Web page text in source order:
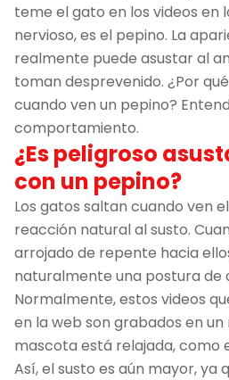
teme el gato en los videos en
nervioso, es el pepino. La
realmente puede asustar al
toman desprevenido. ¿Por
cuando ven un pepino?
comportamiento.
¿Es peligroso
con un pepino?
Los gatos saltan cuando ven
reacción natural al susto.
arrojado de repente hacia
naturalmente una postura de
Normalmente, estos videos
en la web son grabados en
mascota está relajada, como
Así, el susto es aún mayor, ya